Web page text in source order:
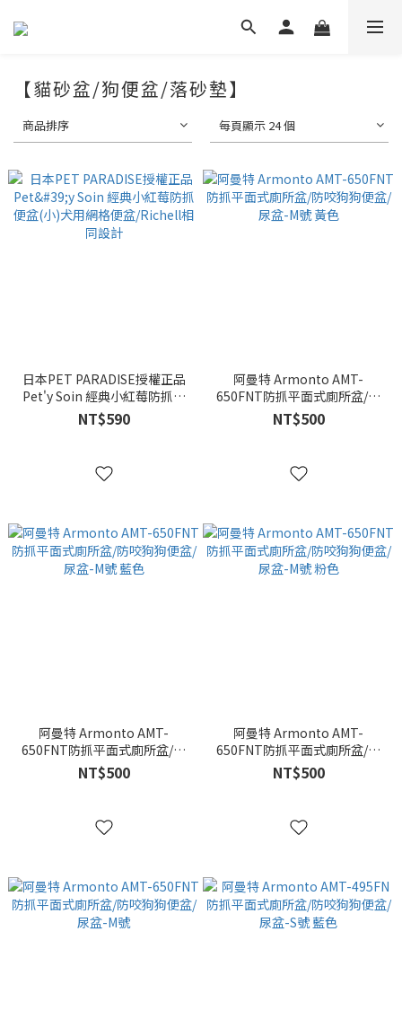
【貓砂盆/狗便盆/落砂墊】
商品排序 每頁顯示 24 個
日本PET PARADISE授權正品
Pet'y Soin 經典小紅莓防抓便
盆(小)犬用網格便盆/Richell相
同設計
NT$590
阿曼特 Armonto AMT-
650FNT防抓平面式廁所盆/防
咬狗狗便盆/尿盆-M號 黃色
NT$500
阿曼特 Armonto AMT-
650FNT防抓平面式廁所盆/防
咬狗狗便盆/尿盆-M號 藍色
NT$500
阿曼特 Armonto AMT-
650FNT防抓平面式廁所盆/防
咬狗狗便盆/尿盆-M號 粉色
NT$500